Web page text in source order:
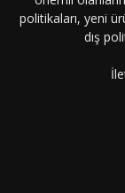
politikaları, yeni
dış